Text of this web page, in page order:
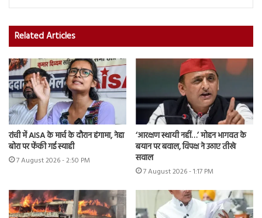
Related Articles
रांची में AISA के मार्च के दौरान हंगामा, नेहा
बोरा पर फेंकी गई स्याही
7 August 2026 - 2:50 PM
‘आरक्षण स्थायी नहीं…’ मोहन भागवत के
बयान पर बवाल, विपक्ष ने उठाए तीखे
सवाल
7 August 2026 - 1:17 PM